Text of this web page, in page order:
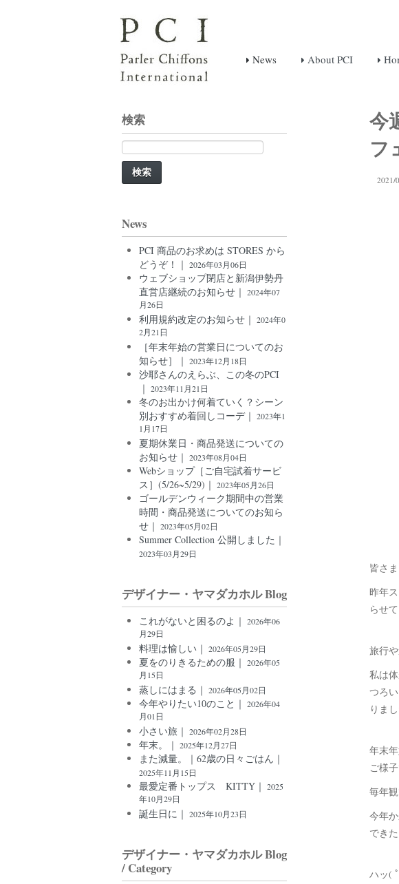
News About PCI
今
フ
2021/
皆さ
昨年
らせ
旅行
私は
つろ
りまし
年末
ご様
毎年
今年
でき
ハッ(
検索
検
索:
News
PCI 商品のお求めは STORES から
どうぞ！｜ 2026年03月06日
ウェブショップ閉店と新潟伊勢丹
直営店継続のお知らせ｜ 2024年07
月26日
利用規約改定のお知らせ｜ 2024年0
2月21日
［年末年始の営業日についてのお
知らせ］｜ 2023年12月18日
沙耶さんのえらぶ、この冬のPCI
｜ 2023年11月21日
冬のお出かけ何着ていく？シーン
別おすすめ着回しコーデ｜ 2023年1
1月17日
夏期休業日・商品発送についての
お知らせ｜ 2023年08月04日
Webショップ［ご自宅試着サービ
ス］(5/26~5/29)｜ 2023年05月26日
ゴールデンウィーク期間中の営業
時間・商品発送についてのお知ら
せ｜ 2023年05月02日
Summer Collection 公開しました｜
2023年03月29日
デザイナー・ヤマダカホル Blog
これがないと困るのよ｜ 2026年06
月29日
料理は愉しい｜ 2026年05月29日
夏をのりきるための服｜ 2026年05
月15日
蒸しにはまる｜ 2026年05月02日
今年やりたい10のこと｜ 2026年04
月01日
小さい旅｜ 2026年02月28日
年末。｜ 2025年12月27日
また減量。｜62歳の日々ごはん｜
2025年11月15日
最愛定番トップス KITTY｜ 2025
年10月29日
誕生日に｜ 2025年10月23日
デザイナー・ヤマダカホル Blog
/ Category